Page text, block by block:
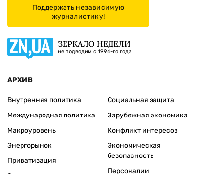
Поддержать независимую
журналистику!
ЗЕРКАЛО НЕДЕЛИ
не подводим с 1994-го года
АРХИВ
Внутренняя политика
Международная политика
Макроуровень
Энергорынок
Приватизация
Социальная защита
Зарубежная экономика
Конфликт интересов
Экономическая
безопасность
Персоналии